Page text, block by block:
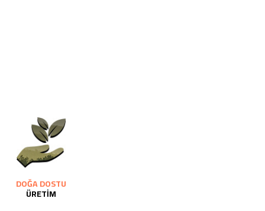
DOĞA DOSTU
ÜRETİM